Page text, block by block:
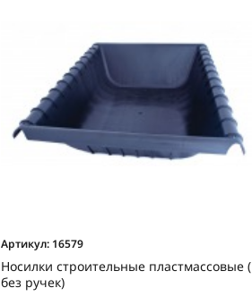
Артикул: 16579
Носилки строительные пластмассовые (
без ручек)